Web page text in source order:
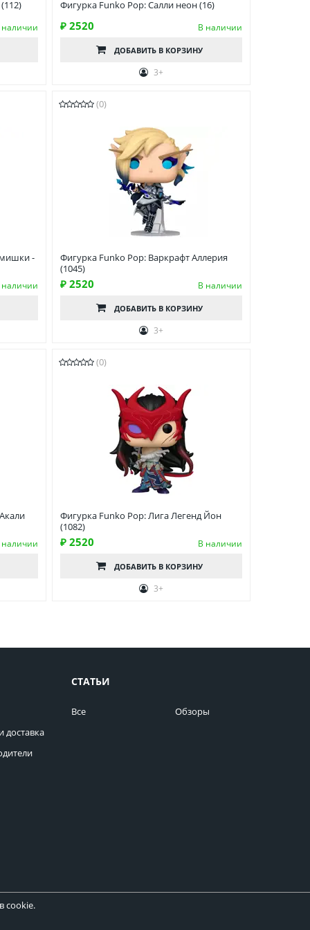
Фигурка Funko Pop: Салли неон (16)
₽ 2520 В наличии
ДОБАВИТЬ В КОРЗИНУ
3+
-
(0)
Фигурка Funko Pop: Варкрафт Аллерия
(1045)
₽ 2520 В наличии
ДОБАВИТЬ В КОРЗИНУ
3+
(0)
Фигурка Funko Pop: Лига Легенд Йон
(1082)
₽ 2520 В наличии
ДОБАВИТЬ В КОРЗИНУ
3+
доставка
СТАТЬИ
Все Обзоры
cookie.